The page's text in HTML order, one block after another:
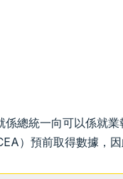
係總統一向可以係就
）預前取得數據，